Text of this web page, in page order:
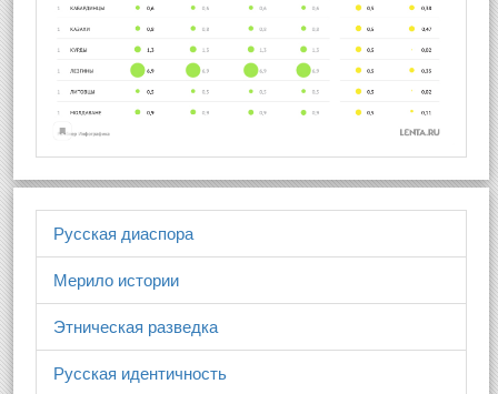
Русская диаспора
Мерило истории
Этническая разведка
Русская идентичность